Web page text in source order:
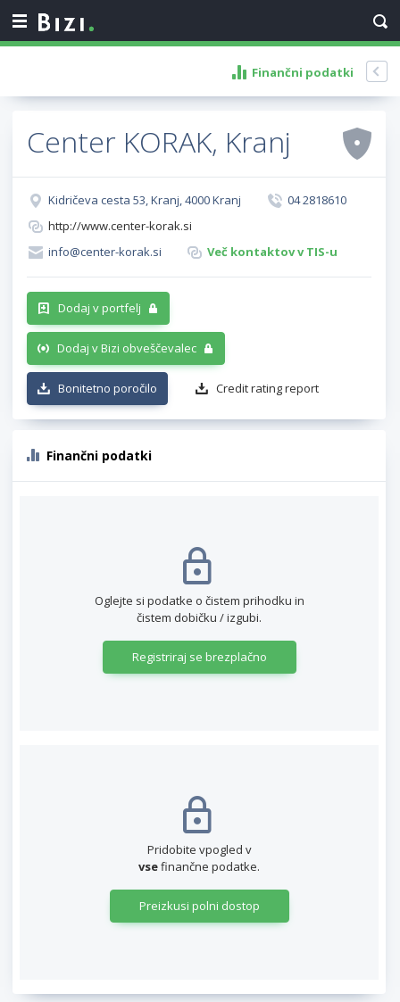
Finančni podatki
Center KORAK, Kranj
Kidričeva cesta 53, Kranj, 4000 Kranj
04 2818610
http://www.center-korak.si
info@center-korak.si
Več kontaktov v TIS-u
Dodaj v portfelj
Dodaj v Bizi obveščevalec
Bonitetno poročilo Credit rating report
Finančni podatki
Oglejte si podatke o čistem prihodku in
čistem dobičku / izgubi.
Registriraj se brezplačno
Pridobite vpogled v
vsefinančne podatke.
Preizkusi polni dostop